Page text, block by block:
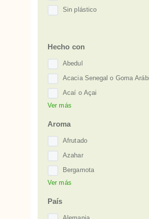
Piernas y pies cansados
Poros dilatados
Psoriasis
Puntas abiertas
Quemaduras
ICEA
Organisation
UEBT
Sin plástico
Hecho con
Abedul
Acacia Senegal o Goma
Acaí o Açai
Aciano
Agua de Mar o Sal Marina
Aguacate
Albahaca Morada o Sagrada
Albaricoque
Almendra Dulce
Ver más
Aroma
Afrutado
Azahar
Bergamota
Cítrico
Mango
Ver más
País